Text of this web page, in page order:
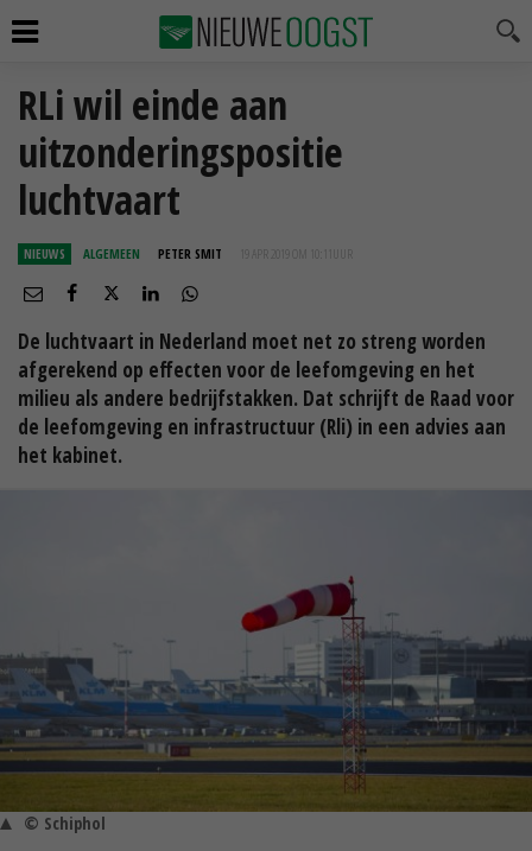
RLi wil einde aan
uitzonderingspositie
luchtvaart
NIEUWS ALGEMEEN PETER SMIT 19 APR 2019 OM 10:11
De luchtvaart in Nederland moet net zo streng worden
afgerekend op effecten voor de leefomgeving en het
milieu als andere bedrijfstakken. Dat schrijft de Raad voor
de leefomgeving en infrastructuur (Rli) in een advies aan
het kabinet.
© Schiphol